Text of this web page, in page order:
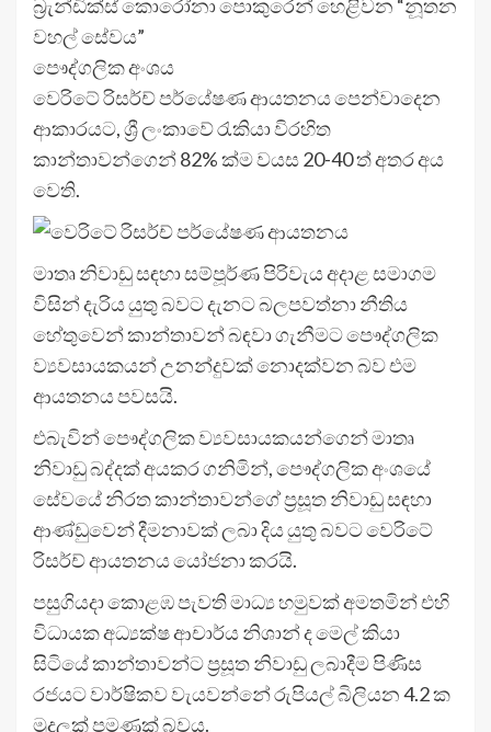
බ්‍රැන්ඩික්ස් කොරෝනා පොකුරෙන් හෙළිවන “නූතන
වහල් සේවය”
පෞද්ගලික අංශය
වෙරිටේ රිසර්ච් පර්යේෂණ ආයතනය පෙන්වාදෙන
ආකාරයට, ශ්‍රී ලංකාවේ රැකියා විරහිත
කාන්තාවන්ගෙන් 82% ක්ම වයස 20-40 ත් අතර අය
වෙති.
මාතෘ නිවාඩු සඳහා සම්පූර්ණ පිරිවැය අදාළ සමාගම
විසින් දැරිය යුතු බවට දැනට බලපවත්නා නීතිය
හේතුවෙන් කාන්තාවන් බඳවා ගැනීමට පෞද්ගලික
ව්‍යවසායකයන් උනන්දුවක් නොදක්වන බව එම
ආයතනය පවසයි.
එබැවින් පෞද්ගලික ව්‍යවසායකයන්ගෙන් මාතෘ
නිවාඩු බද්දක් අයකර ගනිමින්, පෞද්ගලික අංශයේ
සේවයේ නිරත කාන්තාවන්ගේ ප්‍රසූත නිවාඩු සඳහා
ආණ්ඩුවෙන් දීමනාවක් ලබා දිය යුතු බවට වෙරිටේ
රිසර්ච් ආයතනය යෝජනා කරයි.
පසුගියදා කොළඹ පැවති මාධ්‍ය හමුවක් අමතමින් එහි
විධායක අධ්‍යක්ෂ ආචාර්ය නිශාන් ද මෙල් කියා
සිටියේ කාන්තාවන්ට ප්‍රසූත නිවාඩු ලබාදීම පිණිස
රජයට වාර්ෂිකව වැයවන්නේ රුපියල් බිලියන 4.2 ක
මුදලක් පමණක් බවය.